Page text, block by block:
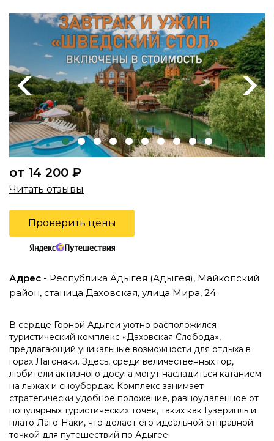
Previous Next
от 14 200 ₽
Читать отзывы
Проверить цены
Адрес - Республика Адыгея (Адыгея), Майкопский
район, станица Даховская, улица Мира, 24
В сердце Горной Адыгеи уютно расположился
туристический комплекс «Даховская Слобода»,
предлагающий уникальные возможности для отдыха в
горах Лагонаки. Здесь, среди величественных гор,
любители активного досуга могут насладиться катанием
на лыжах и сноубордах. Комплекс занимает
стратегически удобное положение, равноудаленное от
популярных туристических точек, таких как Гузерипль и
плато Лаго-Наки, что делает его идеальной отправной
точкой для путешествий по Адыгее.